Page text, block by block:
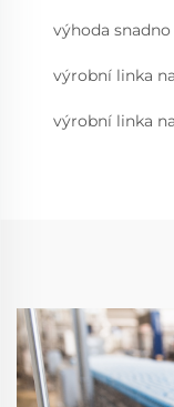
výhoda
výrobní linka
výrobní linka